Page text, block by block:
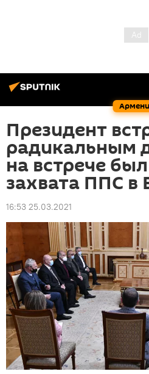
Президент
радикальным
на встрече
захвата ППС в
16:53 25.03.2021